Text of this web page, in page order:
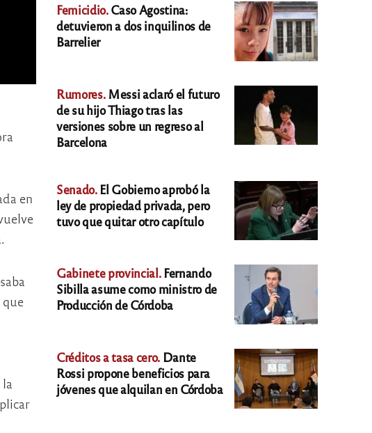
en
que
Femicidio.Caso Agostina:
detuvieron a dos inquilinos de
Barrelier
Rumores.Messi aclaró el futuro
de su hijo Thiago tras las
versiones sobre un regreso al
Barcelona
Senado.El Gobierno aprobó la
ley de propiedad privada, pero
tuvo que quitar otro capítulo
Gabinete provincial.Fernando
Sibilla asume como ministro de
Producción de Córdoba
Créditos a tasa cero. Dante
Rossi propone beneficios para
jóvenes que alquilan en Córdoba